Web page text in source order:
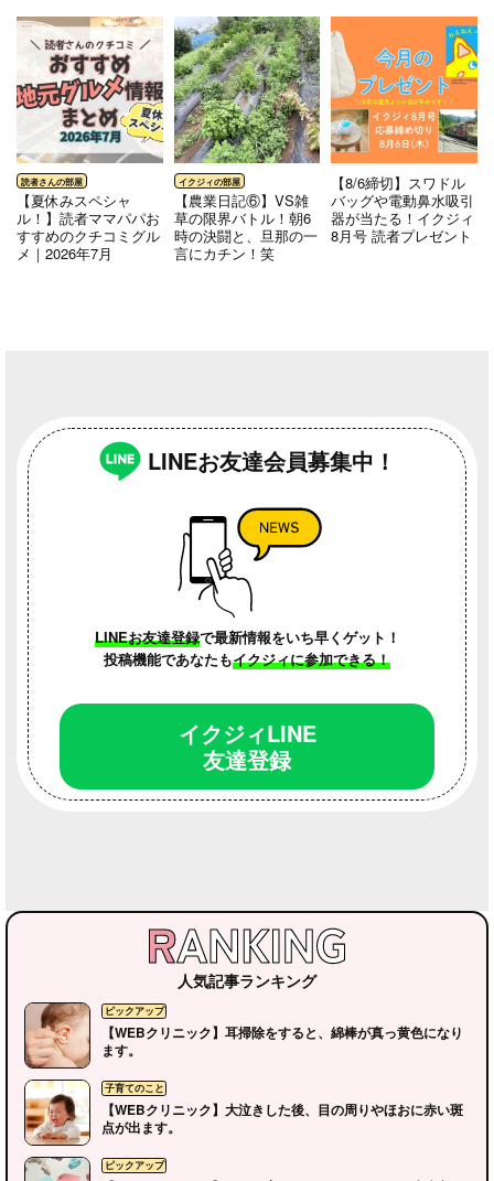
【夏休みスペシャ
ル！】読者ママパパお
すすめのクチコミグル
メ｜2026年7月
【農業日記⑥】VS雑
草の限界バトル！朝6
時の決闘と、旦那の一
言にカチン！笑
【8/6締切】スワドル
バッグや電動鼻水吸引
器が当たる！イクジィ
8月号 読者プレゼント
LINEお友達会員募集中！
LINEお友達登録で最新情報をいち早くゲット！
投稿機能であなたもイクジィに参加できる！
イクジィLINE
友達登録
人気記事ランキング
【WEBクリニック】耳掃除をすると、綿棒が真っ黄色になり
ます。
【WEBクリニック】大泣きした後、目の周りやほおに赤い斑
点が出ます。